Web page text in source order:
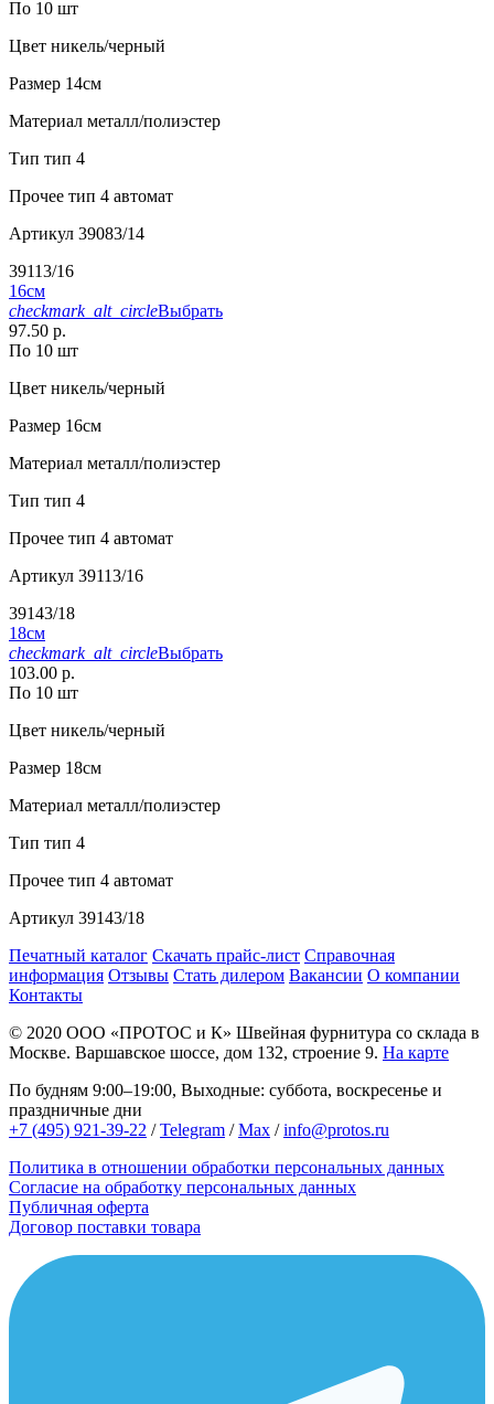
По 10 шт
Цвет никель/черный
Размер 14см
Материал металл/полиэстер
Тип тип 4
Прочее тип 4 автомат
Артикул 39083/14
39113/16
16см
checkmark_alt_circleВыбрать
97.50 р.
По 10 шт
Цвет никель/черный
Размер 16см
Материал металл/полиэстер
Тип тип 4
Прочее тип 4 автомат
Артикул 39113/16
39143/18
18см
checkmark_alt_circleВыбрать
103.00 р.
По 10 шт
Цвет никель/черный
Размер 18см
Материал металл/полиэстер
Тип тип 4
Прочее тип 4 автомат
Артикул 39143/18
Печатный каталог Скачать прайс-лист Справочная
информация Отзывы Стать дилером Вакансии О компании
Контакты
© 2020 ООО «ПРОТОС и К» Швейная фурнитура со склада в
Москве. Варшавское шоссе, дом 132, строение 9. На карте
По будням 9:00–19:00, Выходные: суббота, воскресенье и
праздничные дни
+7 (495) 921-39-22 /Telegram /Max /info@protos.ru
Политика в отношении обработки персональных данных
Согласие на обработку персональных данных
Публичная оферта
Договор поставки товара